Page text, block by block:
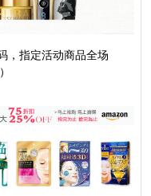
，指定活动商品全场